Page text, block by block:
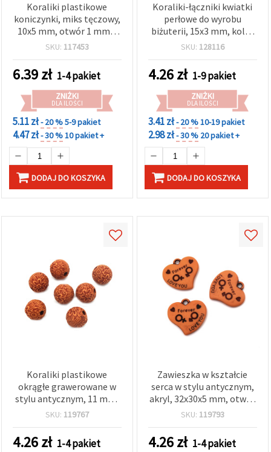
Koraliki plastikowe
koniczynki, miks tęczowy,
10x5 mm, otwór 1 mm –
50 g (~120 szt.), idealne do
kreatywnej biżuterii DIY
SKU: 117453
6.39zł 1-4 pakiet
ZNIŻKI
DLA ILOŚCI
5.11 zł- 20 %5-9 pakiet
4.47 zł- 30 %10 pakiet +
DODAJ DO KOSZYKA
Koraliki-łączniki kwiatki
perłowe do wyrobu
biżuterii, 15x3 mm, kolor
kremowy - 50 szt.
SKU: 128116
4.26zł 1-9 pakiet
ZNIŻKI
DLA ILOŚCI
3.41 zł- 20 %10-19 pakiet
2.98 zł- 30 % 20 pakiet +
DODAJ DO KOSZYKA
Koraliki plastikowe
okrągłe grawerowane w
stylu antycznym, 11 mm,
otwór 2,5 mm, brązowe,
SKU: 119767
4.26zł 1-4 pakiet
Zawieszka w kształcie
serca w stylu antycznym,
akryl, 32x30x5 mm, otwór
3 mm, brązowy – 50 g (~13
SKU: 119793
4.26zł 1-4 pakiet